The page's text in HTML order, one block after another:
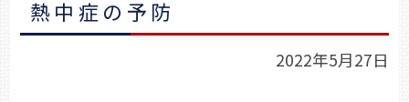
熱中症の予防
2022年5月27日